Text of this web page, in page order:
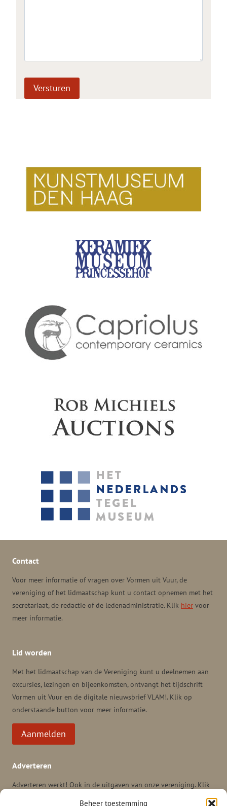
Beheer toestemming
Versturen
Contact
Voor meer informatie of vragen over Vormen uit Vuur, de
vereniging of het lidmaatschap kunt u contact opnemen met het
secretariaat, de redactie of de ledenadministratie. Klik hier voor
meer informatie.
Lid worden
Met het lidmaatschap van de Vereniging kunt u deelnemen aan
excursies, lezingen en bijeenkomsten, ontvangt het tijdschrift
Vormen uit Vuur en de digitale nieuwsbrief VLAM!. Klik op
onderstaande button voor meer informatie.
Aanmelden
Adverteren
Adverteren werkt! Ook in de uitgaven van onze vereniging. Klik